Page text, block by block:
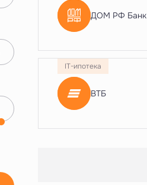
ДОМ РФ Банк
ВТБ
IT-ипотека